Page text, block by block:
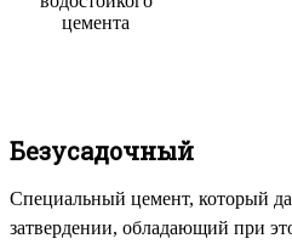
цемента
Безусадочный
Специальный цемент, который
затвердении, обладающий при